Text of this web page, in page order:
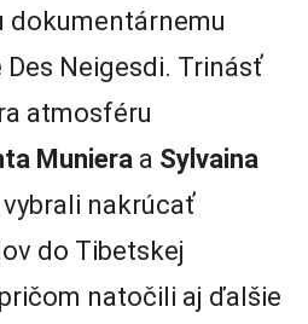
dokumentárnemu
Neigesdi. Trinásť
atmosféru
Muniera a Sylvaina
nakrúcať
do Tibetskej
natočili aj ďalšie